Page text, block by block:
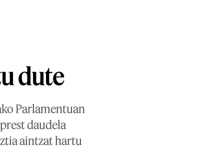
dute
Parlamentuan
daudela
aintzat hartu